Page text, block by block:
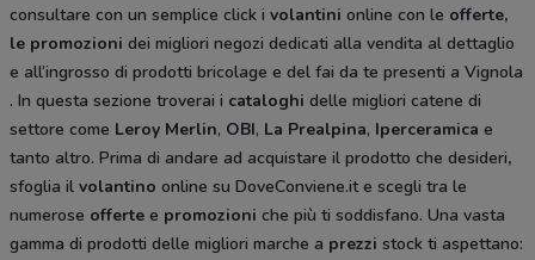
consultare con un semplice click i volantini online con le offerte,
le promozioni dei migliori negozi dedicati alla vendita al dettaglio
e all’ingrosso di prodotti bricolage e del fai da te presenti a Vignola
. In questa sezione troverai i cataloghi delle migliori catene di
settore come Leroy Merlin, OBI, La Prealpina, Iperceramica e
tanto altro. Prima di andare ad acquistare il prodotto che desideri,
sfoglia il volantino online su DoveConviene.it e scegli tra le
numerose offerte e promozioni che più ti soddisfano. Una vasta
gamma di prodotti delle migliori marche a prezzi stock ti aspettano: